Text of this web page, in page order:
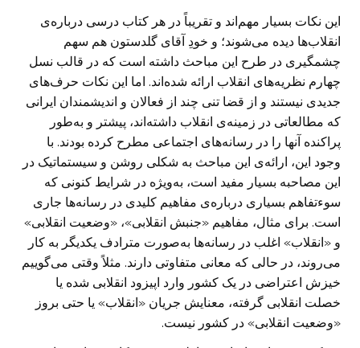
این نکات بسیار مهم‌اند و تقریباً در هر کتاب درسی درباره‌‌ی
انقلاب‌ها دیده می‌شوند؛ و خودِ آقای گلدستون هم سهم
چشمگیری در طرح این مباحث داشته است که در قالب نسل
چهارم نظریه‌های انقلاب ارائه شده‌اند. اما این نکات حرف‌های
جدیدی نیستند و از قضا تنی چند از فعالان و اندیشمندان ایرانی
که مطالعاتی در زمینه‌ی انقلاب داشته‌اند، پیشتر و به‌طور
پراکنده آنها را در رسانه‌های اجتماعی مطرح کرده‌ بودند. با
وجود این، ارائه‌ی این مباحث به شکلی روشن و سیستماتیک در
این مصاحبه بسیار مفید است، به‌ویژه در شرایط کنونی که
سوءتفاهم بسیاری درباره‌ی مفاهیم کلیدی در رسانه‌ها جاری
است. برای مثال، مفاهیم «جنبش انقلابی»، «وضعیت انقلابی»
و «انقلاب» اغلب در رسانه‌ها به‌صورت مترادف یکدیگر به کار
می‌روند، در حالی که معانی متفاوتی دارند. مثلاً وقتی می‌گوییم
خیزش اعتراضی در یک کشور وارد اپیزود انقلابی شده یا
خصلت انقلابی گرفته، معنایش جریان «انقلاب» یا حتی بروز
«وضعیت انقلابی» در کشور نیست.